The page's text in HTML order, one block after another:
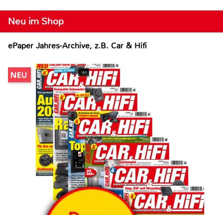
Neu im Shop
ePaper Jahres-Archive, z.B. Car & Hifi